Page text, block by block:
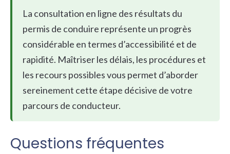
La consultation en ligne des résultats du
permis de conduire représente un progrès
considérable en termes d’accessibilité et de
rapidité. Maîtriser les délais, les procédures et
les recours possibles vous permet d’aborder
sereinement cette étape décisive de votre
parcours de conducteur.
Questions fréquentes